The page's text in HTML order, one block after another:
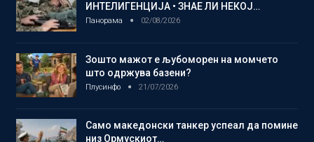
ИНТЕЛИГЕНЦИЈА • ЗНАЕ ЛИ НЕКОЈ…
Панорама 02/08/2026
Зошто мажот е љубоморен на момчето
што одржува базени?
Плусинфо 21/07/2026
Само македонски танкер успеал да помине
низ Ормускиот…